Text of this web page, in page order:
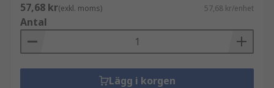
57,68 kr(exkl. moms) 57,68 kr/enhet
Antal
Lägg i korgen